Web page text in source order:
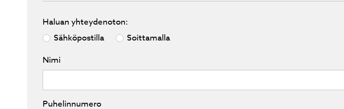
Haluan yhteydenoton:
Sähköpostilla
Soittamalla
Nimi
Puhelinnumero